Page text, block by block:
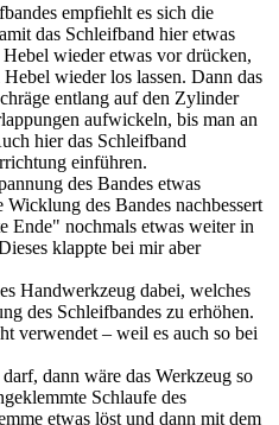
empfiehlt es sich die
das Schleifband hier etwas
wieder etwas vor drücken,
wieder los lassen. Dann das
entlang auf den Zylinder
aufwickeln, bis man an
hier das Schleifband
einführen.
des Bandes etwas
des Bandes nachbessert
Ende" nochmals etwas weiter in
klappte bei mir aber
Handwerkzeug dabei, welches
des Schleifbandes zu erhöhen.
verwendet – weil es auch so bei
dann wäre das Werkzeug so
Schlaufe des
etwas löst und dann mit dem